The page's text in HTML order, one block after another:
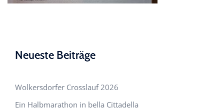
Neueste Beiträge
Wolkersdorfer Crosslauf 2026
Ein Halbmarathon in bella Cittadella